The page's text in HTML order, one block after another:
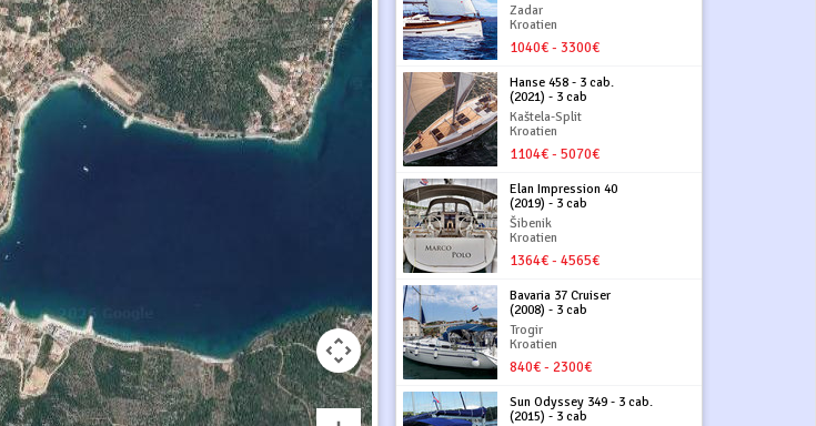
Zadar
Kroatien
1040€ - 3300€
Hanse 458 - 3 cab.
(2021) - 3 cab
Kaštela-Split
Kroatien
1104€ - 5070€
Elan Impression 40
(2019) - 3 cab
Šibenik
Kroatien
1364€ - 4565€
Bavaria 37 Cruiser
(2008) - 3 cab
Trogir
Kroatien
840€ - 2300€
Sun Odyssey 349 - 3 cab.
(2015) - 3 cab